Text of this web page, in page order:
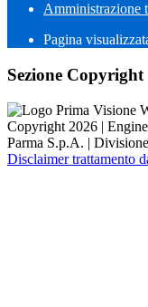
Amministrazione
Pagina
Sezione Copyright
Copyright 2026 |
Parma S.p.A. |
Disclaimer trattamento